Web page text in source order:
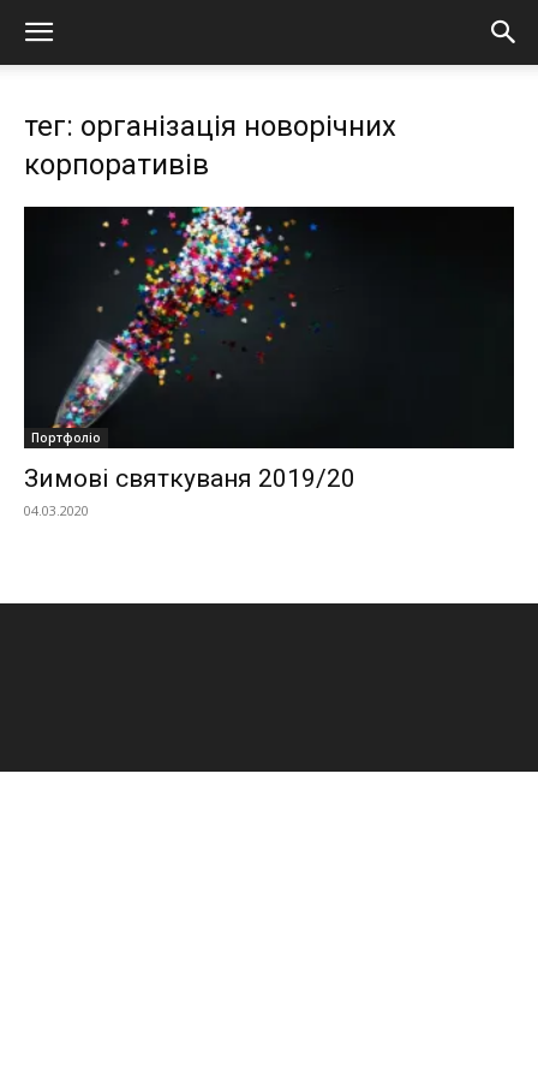
тег: організація новорічних
корпоративів
Портфоліо
Зимові святкуваня 2019/20
04.03.2020